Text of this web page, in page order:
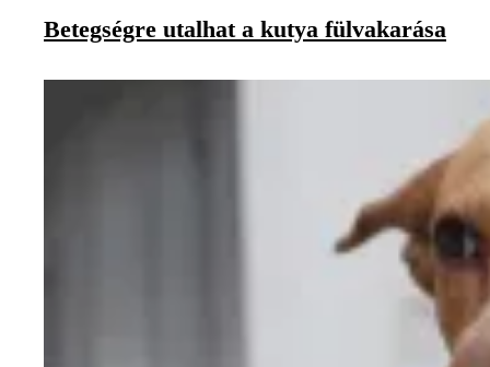
Betegségre utalhat a kutya fülvakarása